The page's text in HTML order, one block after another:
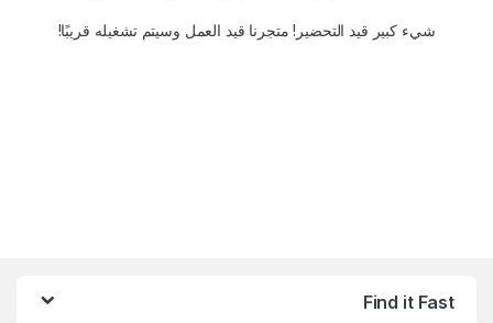
شيء كبير قيد التحضير! متجرنا قيد العمل وسيتم تشغيله قريبًا!
Find it Fast